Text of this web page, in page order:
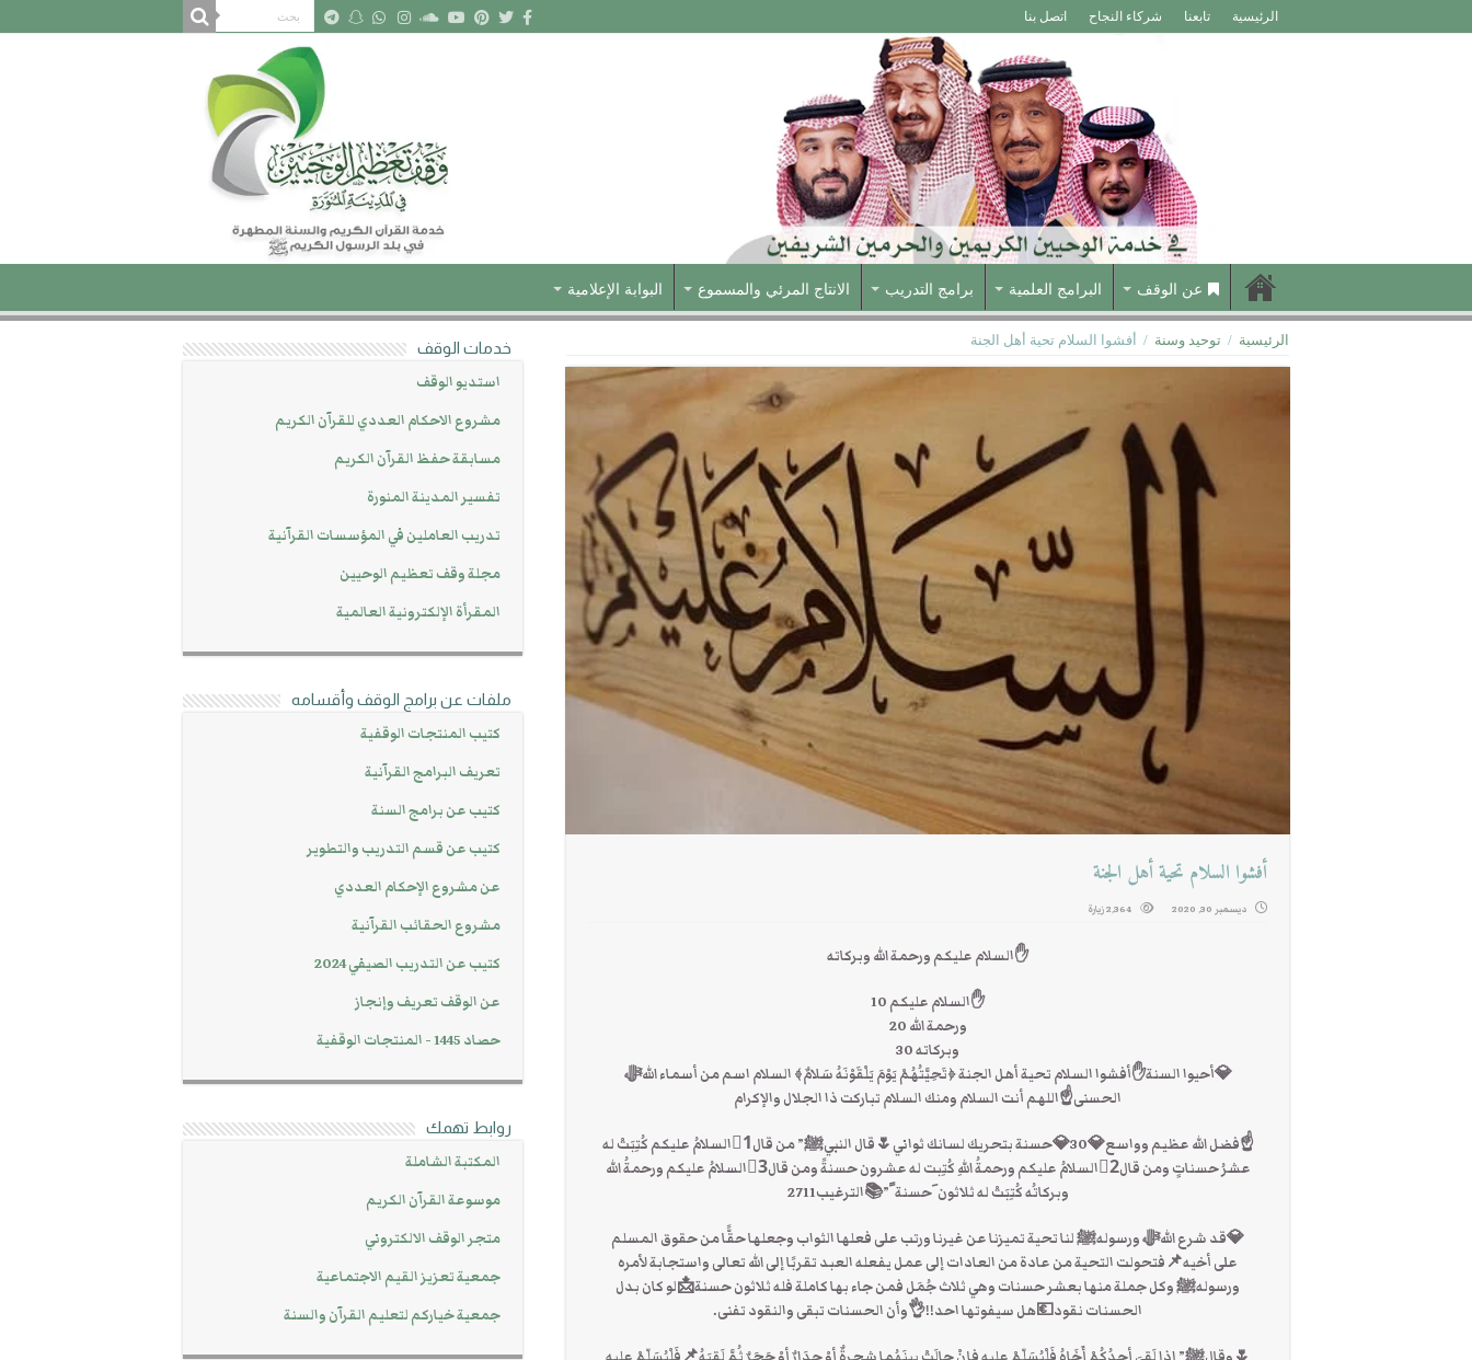
الرئيسية تابعنا شركاء النجاح اتصل بنا
عن الوقف البرامج العلمية برامج التدريب الانتاج المرئي والمسموع البوابة الإعلامية
الرئيسية / توحيد وسنة / أفشوا السلام تحية أهل الجنة
أفشوا السلام تحية أهل الجنة
ديسمبر 30, 2020 2,364 زيارة
✋السلام عليكم ورحمة الله وبركاته
✋السلام عليكم 10
ورحمة الله 20
وبركاته 30
💎أحيوا السنة✋أفشوا السلام تحية أهل الجنة ﴿تَحِيَّتُهُمْ يَوْمَ يَلْقَوْنَهُ سَلامٌ﴾ السلام اسم من أسماء اللهﷻ
الحسنى☝اللهم أنت السلام ومنك السلام تباركت ذا الجلال والإكرام
☝فضل الله عظيم وواسع💎30💎حسنة بتحريك لسانك ثواني🌷قال النبيﷺ” من قال1⃣السلامُ عليكم كُتِبَتْ له
عشرُ حسناتٍ ومن قال2⃣السلامُ عليكم ورحمةُ اللهِ كُتِبت له عشرون حسنةً ومن قال3⃣السلامُ عليكم ورحمةُ الله
وبركاتُه كُتِبَتْ له ثلاثون َحسنة ً”📚الترغيب2711
💎قد شرع اللهﷻ ورسولهﷺ لنا تحية تميزنا عن غيرنا ورتب على فعلها الثواب وجعلها حقًّا من حقوق المسلم
على أخيه📌فتحولت التحية من عادة من العادات إلى عمل يفعله العبد تقربًا إلى الله تعالى واستجابة لأمره
ورسولهﷺ وكل جملة منها بعشر حسنات وهي ثلاث جُمَل فمن جاء بها كاملة فله ثلاثون حسنة📩لو كان بدل
الحسنات نقود💶هل سيفوتها احد!!👌وأن الحسنات تبقى والنقود تفنى.
خدمات الوقف
استديو الوقف
مشروع الاحكام العددي للقرآن الكريم
مسابقة حفظ القرآن الكريم
تفسير المدينة المنورة
تدريب العاملين في المؤسسات القرآنية
مجلة وقف تعظيم الوحيين
المقرأة الإلكترونية العالمية
ملفات عن برامج الوقف وأقسامه
كتيب المنتجات الوقفية
تعريف البرامج القرآنية
كتيب عن برامج السنة
كتيب عن قسم التدريب والتطوير
عن مشروع الإحكام العددي
مشروع الحقائب القرآنية
كتيب عن التدريب الصيفي 2024
عن الوقف تعريف وإنجاز
حصاد 1445 - المنتجات الوقفية
روابط تهمك
المكتبة الشاملة
موسوعة القرآن الكريم
متجر الوقف الالكتروني
جمعية تعزيز القيم الاجتماعية
جمعية خياركم لتعليم القرآن والسنة